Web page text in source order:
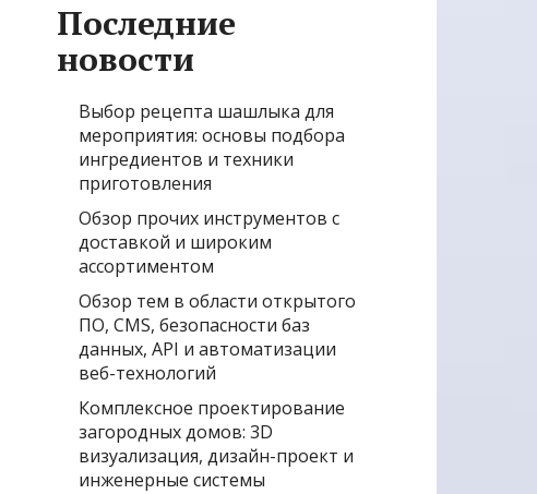
Последние
новости
Выбор рецепта шашлыка для
мероприятия: основы подбора
ингредиентов и техники
приготовления
Обзор прочих инструментов с
доставкой и широким
ассортиментом
Обзор тем в области открытого
ПО, CMS, безопасности баз
данных, API и автоматизации
веб-технологий
Комплексное проектирование
загородных домов: 3D
визуализация, дизайн-проект и
инженерные системы